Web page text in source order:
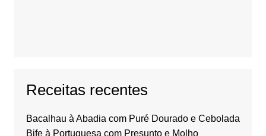
Receitas recentes
Bacalhau à Abadia com Puré Dourado e Cebolada
Bife à Portuguesa com Presunto e Molho